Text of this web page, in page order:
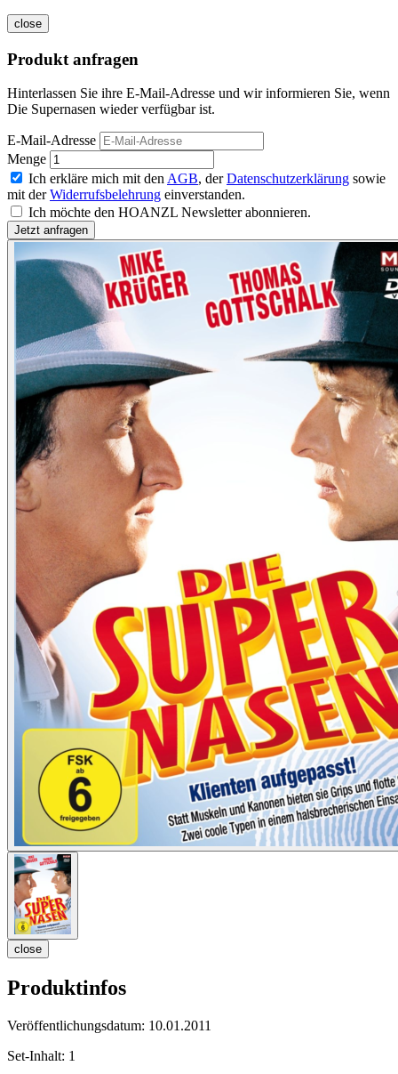
close
Produkt anfragen
Hinterlassen Sie ihre E-Mail-Adresse und wir informieren Sie, wenn
Die Supernasen wieder verfügbar ist.
E-Mail-Adresse
Menge
Ich erkläre mich mit den AGB, derDatenschutzerklärung sowie
mit derWiderrufsbelehrung einverstanden.
Ich möchte den HOANZL Newsletter abonnieren.
close
Produktinfos
Veröffentlichungsdatum: 10.01.2011
Set-Inhalt: 1